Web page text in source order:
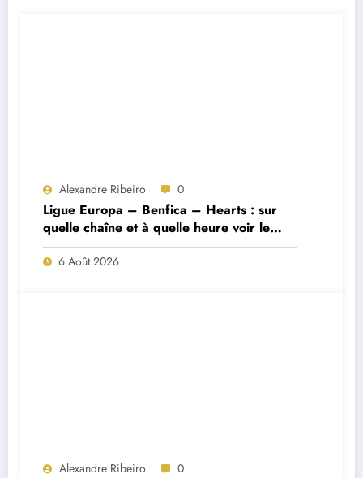
Alexandre Ribeiro 0
Ligue Europa – Benfica – Hearts : sur
quelle chaîne et à quelle heure voir le
match ?
6 Août 2026
Alexandre Ribeiro 0